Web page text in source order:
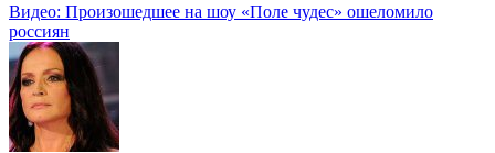
Видео: Произошедшее на шоу «Поле чудес» ошеломило
россиян